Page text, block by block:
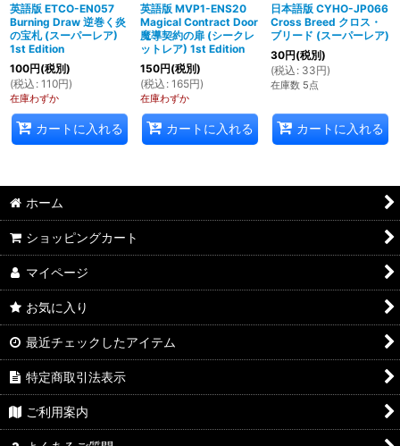
英語版 ETCO-EN057
Burning Draw 逆巻く炎
の宝札 (スーパーレア)
1st Edition
100円(税別)
(税込 : 110円)
在庫わずか
カートに入れる
英語版 MVP1-ENS20
Magical Contract Door
魔導契約の扉 (シークレ
ットレア) 1st Edition
150円(税別)
(税込 : 165円)
在庫わずか
カートに入れる
日本語版 CYHO-JP066
Cross Breed クロス・
ブリード (スーパーレア)
30円(税別)
(税込 : 33円)
在庫数 5点
カートに入れる
ホーム
ショッピングカート
マイページ
お気に入り
最近チェックしたアイテム
特定商取引法表示
ご利用案内